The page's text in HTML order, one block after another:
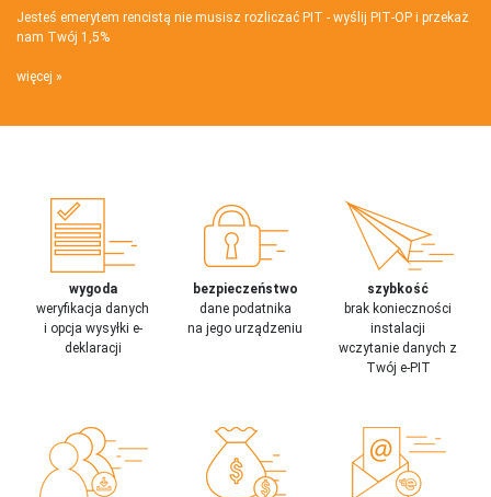
Jesteś emerytem rencistą nie musisz rozliczać PIT - wyślij PIT‑OP i przekaż
nam Twój 1,5%
więcej
wygoda
weryfikacja danych
i opcja wysyłki e-
deklaracji
bezpieczeństwo
dane podatnika
na jego urządzeniu
szybkość
brak konieczności
instalacji
wczytanie danych z
Twój e-PIT